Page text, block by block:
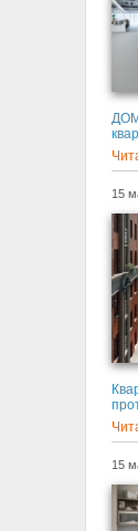
15
15